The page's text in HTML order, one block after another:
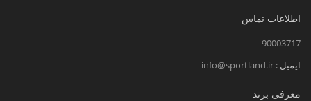
اطلاعات تماس
90003717
ایمیل : info@sportland.ir
معرفی برند